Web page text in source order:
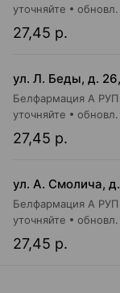
27,45 р.
уточняйте
ул. Л. Беды, д.
Белфармация А
27,45 р.
уточняйте
ул. А. Смолича,
Белфармация А
27,45 р.
уточняйте